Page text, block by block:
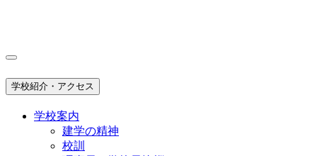
学校紹介・アクセス
学校案内
建学の精神
校訓